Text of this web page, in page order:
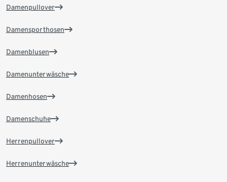
Damenpullover
Damensporthosen
Damenblusen
Damenunterwäsche
Damenhosen
Damenschuhe
Herrenpullover
Herrenunterwäsche